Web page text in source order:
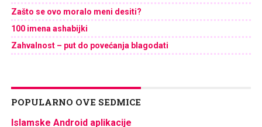
Zašto se ovo moralo meni desiti?
100 imena ashabijki
Zahvalnost – put do povećanja blagodati
POPULARNO OVE SEDMICE
Islamske Android aplikacije